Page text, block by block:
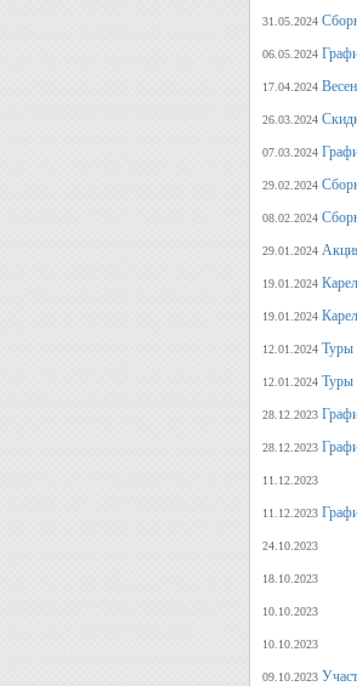
31.05.2024
06.05.2024
17.04.2024
26.03.2024
07.03.2024
29.02.2024
08.02.2024
29.01.2024
19.01.2024
19.01.2024
12.01.2024 Туры
12.01.2024 Туры
28.12.2023
28.12.2023
11.12.2023
11.12.2023
24.10.2023
18.10.2023
10.10.2023
10.10.2023
09.10.2023